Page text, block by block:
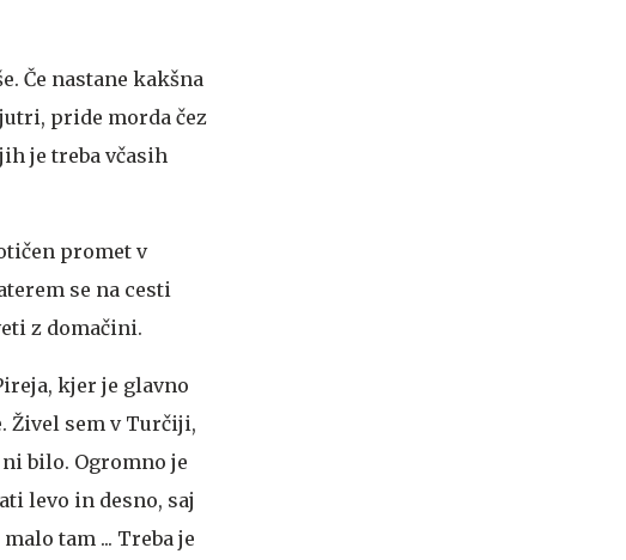
Če nastane kakšna
pride morda čez
je treba včasih
promet v
se na cesti
z domačini.
kjer je glavno
Živel sem v Turčiji,
bilo. Ogromno je
levo in desno, saj
tam ... Treba je